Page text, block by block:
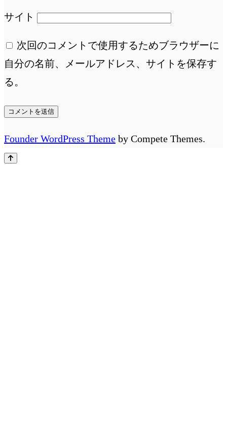
サイト
次回のコメントで使用するためブラウザーに
自分の名前、メールアドレス、サイトを保存す
る。
Founder WordPress Theme by Compete Themes.
先